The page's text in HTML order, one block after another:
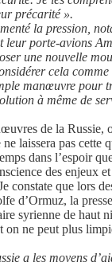
précarité ».
la pression,
leur porte-avions
une nouvelle
cela comme
manœuvre pour
à même de
de la Russie,
laissera pas cette
dans l’espoir
des enjeux
constate que lors
d’Ormuz, la
syrienne de haut
on ne peut plus
a les moyens